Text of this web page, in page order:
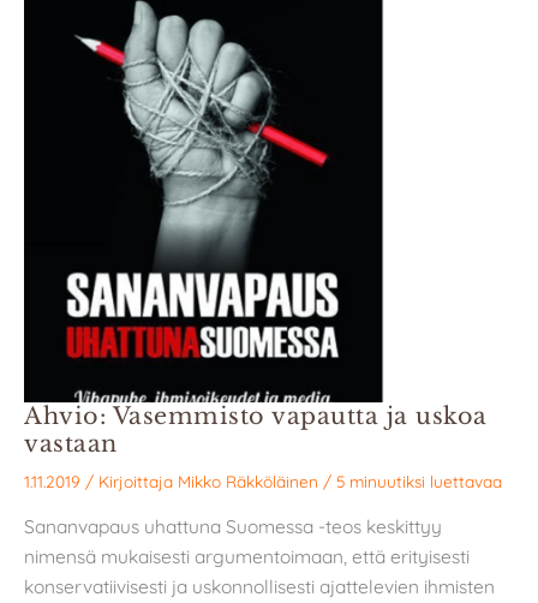
Ahvio: Vasemmisto vapautta ja uskoa
vastaan
1.11.2019 / Kirjoittaja Mikko Räkköläinen / 5 minuutiksi luettavaa
Sananvapaus uhattuna Suomessa -teos keskittyy
nimensä mukaisesti argumentoimaan, että erityisesti
konservatiivisesti ja uskonnollisesti ajattelevien ihmisten